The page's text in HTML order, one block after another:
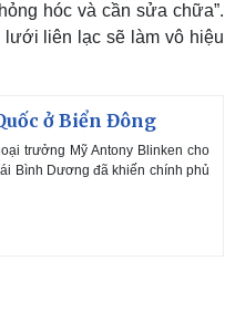
hóc và cần sửa chữa”.
lưới liên lạc sẽ làm vô hiệu
ở Biển Đông
trưởng Mỹ Antony Blinken cho
Bình Dương đã khiến chính phủ